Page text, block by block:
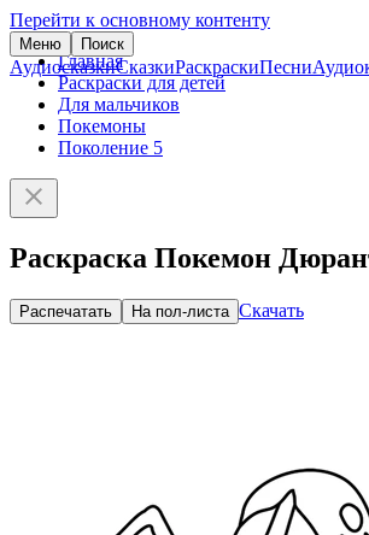
Перейти к основному контенту
Меню Поиск
АудиосказкиСказкиРаскраскиПесни
Главная
Раскраски для детей
Для мальчиков
Покемоны
Поколение 5
Раскраска Покемон
Распечатать На пол-листа Скачать